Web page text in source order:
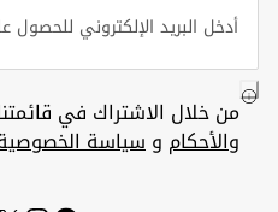
من خلال الاشتراك في
والأحكام وسياسة الخصوصية